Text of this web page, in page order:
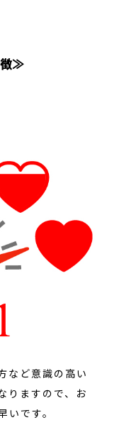
徴≫
など意識の高い
りますので、お
です。